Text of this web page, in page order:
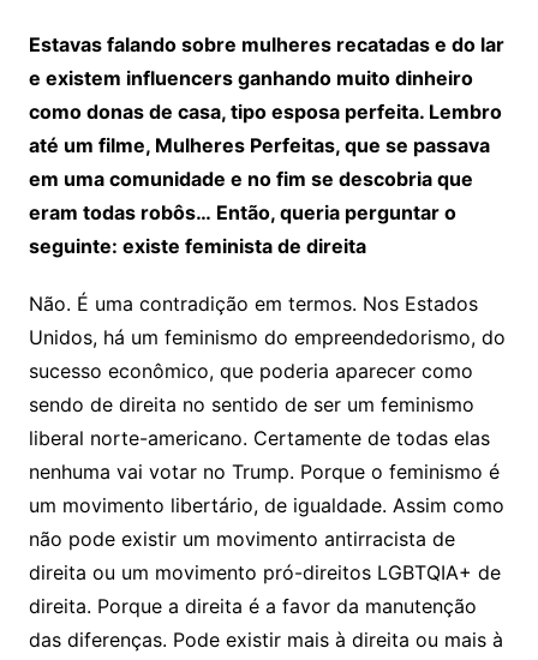
Estavas falando sobre mulheres recatadas e do lar
e existem influencers ganhando muito dinheiro
como donas de casa, tipo esposa perfeita. Lembro
até um filme, Mulheres Perfeitas, que se passava
em uma comunidade e no fim se descobria que
eram todas robôs… Então, queria perguntar o
seguinte: existe feminista de direita
Não. É uma contradição em termos. Nos Estados
Unidos, há um feminismo do empreendedorismo, do
sucesso econômico, que poderia aparecer como
sendo de direita no sentido de ser um feminismo
liberal norte-americano. Certamente de todas elas
nenhuma vai votar no Trump. Porque o feminismo é
um movimento libertário, de igualdade. Assim como
não pode existir um movimento antirracista de
direita ou um movimento pró-direitos LGBTQIA+ de
direita. Porque a direita é a favor da manutenção
das diferenças. Pode existir mais à direita ou mais à